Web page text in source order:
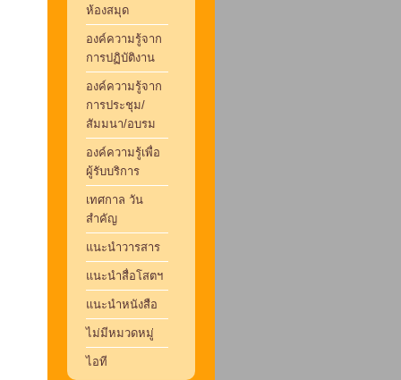
ห้องสมุด
องค์ความรู้จาก
การปฏิบัติงาน
องค์ความรู้จาก
การประชุม/
สัมมนา/อบรม
องค์ความรู้เพื่อ
ผู้รับบริการ
เทศกาล วัน
สำคัญ
แนะนำวารสาร
แนะนำสื่อโสตฯ
แนะนำหนังสือ
ไม่มีหมวดหมู่
ไอที